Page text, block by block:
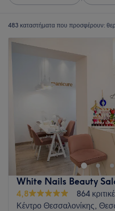
483 καταστήματα που προσφέρουν:
White Nails Beauty
4,8
864
Κέντρο Θεσσαλονίκης,